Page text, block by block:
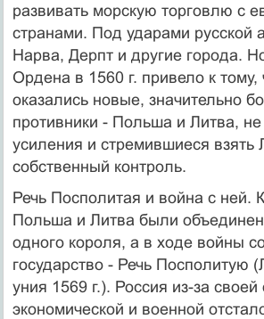
развивать морскую торговлю с
странами. Под ударами русской
Нарва, Дерпт и другие города.
Ордена в 1560 г. привело к тому,
оказались новые, значительно
противники - Польша и Литва,
усиления и стремившиеся
собственный контроль.
Речь Посполитая и война с ней.
Польша и Литва были
одного короля, а в ходе войны
государство - Речь Посполитую
уния 1569 г.). Россия из-за
экономической и военной